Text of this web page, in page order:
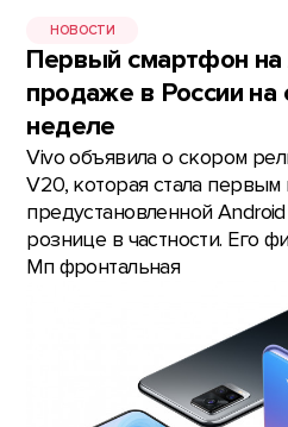
НОВОСТИ
Первый смартфон на
продаже в России
неделе
Vivo объявила о скором
V20, которая стала
предустановленной
рознице в частности. Его
Мп фронтальная